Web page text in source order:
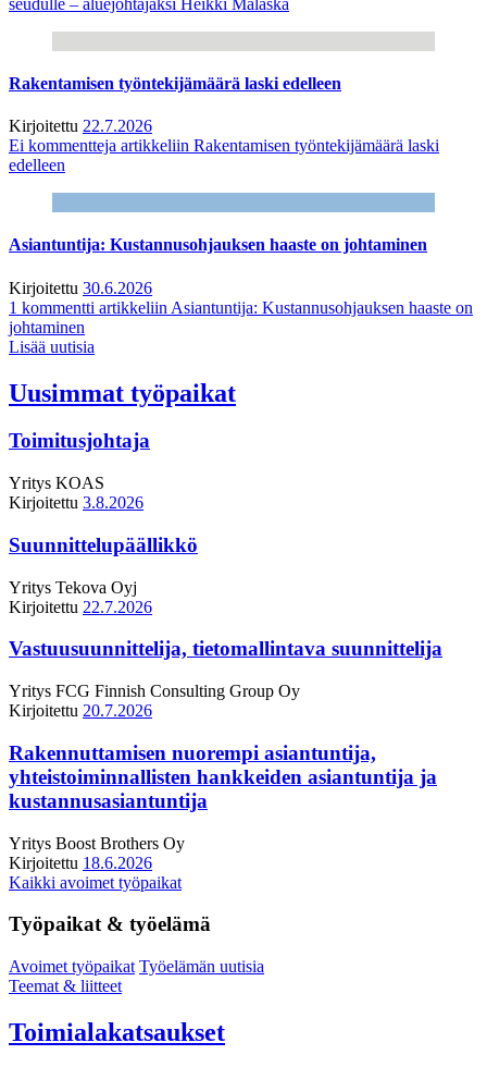
Rakentamisen työntekijämäärä laski edelleen
Kirjoitettu 22.7.2026
Ei kommentteja artikkeliin Rakentamisen työntekijämäärä laski
edelleen
Asiantuntija: Kustannusohjauksen haaste on johtaminen
Kirjoitettu 30.6.2026
1 kommentti artikkeliin Asiantuntija: Kustannusohjauksen haaste on
johtaminen
Lisää uutisia
Uusimmat työpaikat
Toimitusjohtaja
Yritys KOAS
Kirjoitettu 3.8.2026
Suunnittelupäällikkö
Yritys Tekova Oyj
Kirjoitettu 22.7.2026
Vastuusuunnittelija, tietomallintava suunnittelija
Yritys FCG Finnish Consulting Group Oy
Kirjoitettu 20.7.2026
Rakennuttamisen nuorempi asiantuntija,
yhteistoiminnallisten hankkeiden asiantuntija ja
kustannusasiantuntija
Yritys Boost Brothers Oy
Kirjoitettu 18.6.2026
Kaikki avoimet työpaikat
Työpaikat & työelämä
Avoimet työpaikat Työelämän uutisia
Teemat & liitteet
Toimialakatsaukset